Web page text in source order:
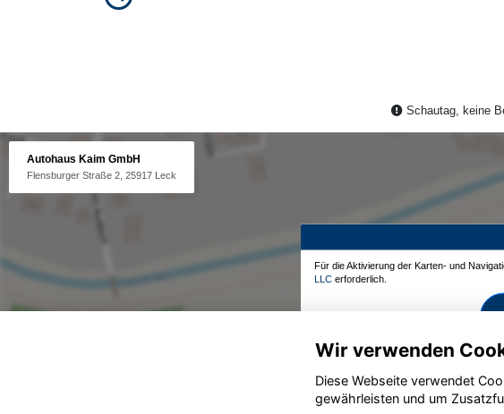
Schautag, keine
Autohaus Kaim GmbH
Flensburger Straße 2, 25917 Leck
Für die Aktivierung der Karten- und
LLC erforderlich.
Wir verwenden
Diese Webseite verwendet
gewährleisten und um